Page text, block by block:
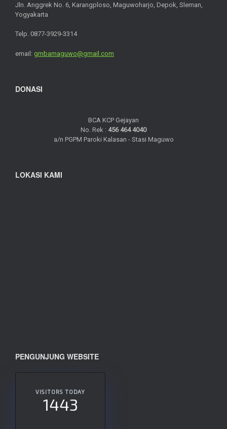
Jln. Anggrek No. 6, Karangploso, Maguwoharjo, Depok, Sleman,
Yogyakarta
Telp. 0877-3929-3314
email: gmbamaguwo@gmail.com
DONASI
BCA KCP Gejayan
No. Rek : 456 464 4040
a/n PGPM Paroki Kalasan - Stasi Maguwo
LOKASI KAMI
PENGUNJUNG WEBSITE
VISITORS TODAY
1443